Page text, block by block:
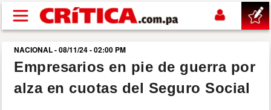
Pasar al contenido principal
buscar
SUCESOS
NACIONAL - 08/11/24 - 02:00 PM
Empresarios en pie de guerra por
alza en cuotas del Seguro Social